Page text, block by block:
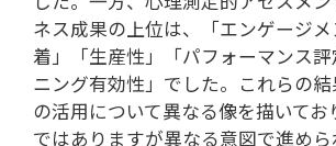
ネス成果の上位は、「エンゲージ
着」「生産性」「パフォーマンス
ニング有効性」でした。これらの
の活用について異なる像を描いてお
ではありますが異なる意図で進め